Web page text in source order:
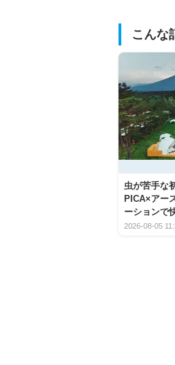
こんな
虫が苦手な
PICA×アー
ーションで
2026-08-05